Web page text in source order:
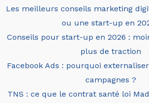
Les meilleurs conseils marketing
ou une start-up en
Conseils pour start-up en 2026 :
plus de traction
Facebook Ads : pourquoi
campagnes ?
TNS : ce que le contrat santé loi